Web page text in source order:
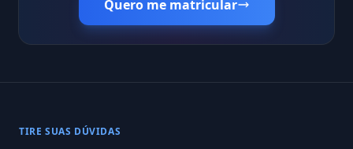
Quero me matricular
TIRE SUAS DÚVIDAS